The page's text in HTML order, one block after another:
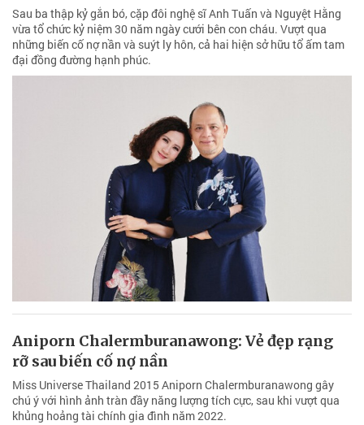
Sau ba thập kỷ gắn bó, cặp đôi nghệ sĩ Anh Tuấn và Nguyệt Hằng
vừa tổ chức kỷ niệm 30 năm ngày cưới bên con cháu. Vượt qua
những biến cố nợ nần và suýt ly hôn, cả hai hiện sở hữu tổ ấm tam
đại đồng đường hạnh phúc.
Aniporn Chalermburanawong: Vẻ đẹp rạng
rỡ sau biến cố nợ nần
Miss Universe Thailand 2015 Aniporn Chalermburanawong gây
chú ý với hình ảnh tràn đầy năng lượng tích cực, sau khi vượt qua
khủng hoảng tài chính gia đình năm 2022.